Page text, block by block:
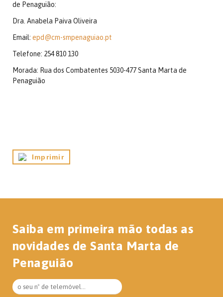
de Penaguião:
Dra. Anabela Paiva Oliveira
Email: epd@cm-smpenaguiao.pt
Telefone: 254 810 130
Morada: Rua dos Combatentes 5030-477 Santa Marta de
Penaguião
Imprimir
Saiba em primeira mão todas as
novidades de Santa Marta de
Penaguião